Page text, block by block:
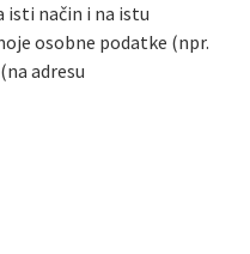
isti način i na istu
osobne podatke (npr.
adresu